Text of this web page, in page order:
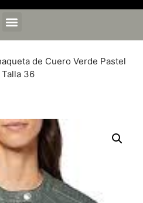
de Cuero Verde Pastel
36